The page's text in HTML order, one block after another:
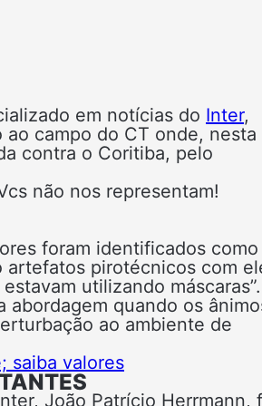
em notícias do Inter,
campo do CT onde, nesta
contra o Coritiba, pelo
não nos representam!
foram identificados como
pirotécnicos com
utilizando máscaras”.
abordagem quando os
ao ambiente de
saiba valores
João Patrício Herrmann,